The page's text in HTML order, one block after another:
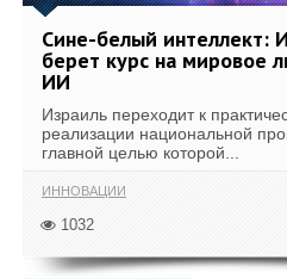
Сине-белый интеллект:
берет курс на мировое
ИИ
Израиль переходит к
реализации национальной
главной целью которой...
ИННОВАЦИИ
1032